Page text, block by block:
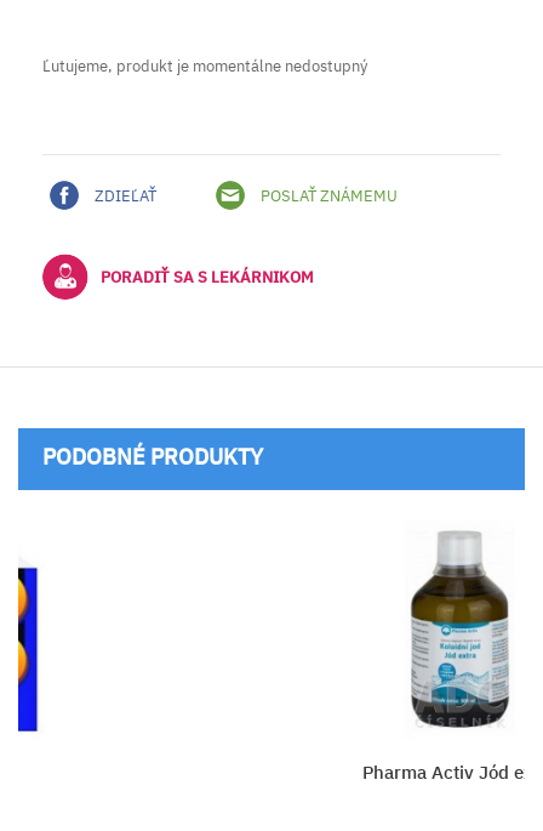
Ľutujeme, produkt je momentálne nedostupný
ZDIEĽAŤ POSLAŤ ZNÁMEMU
PORADIŤ SA S LEKÁRNIKOM
PODOBNÉ PRODUKTY